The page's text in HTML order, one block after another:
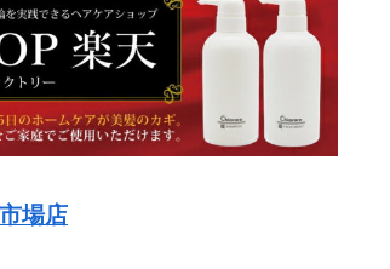
場店